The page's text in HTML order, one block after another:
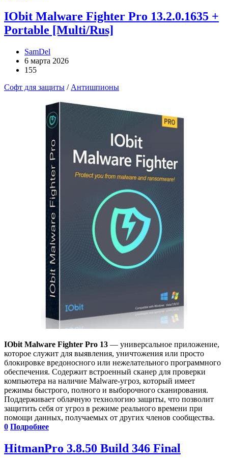
IObit Malware Fighter Pro 13.2.0.1635 +
Portable [Multi/Rus]
SamDel
6 марта 2026
155
Софт для защиты / Антишпионы
IObit Malware Fighter Pro 13 — универсальное приложение,
которое служит для выявления, уничтожения или просто
блокировке вредоносного или нежелательного программного
обеспечения. Содержит встроенный сканер для проверки
компьютера на наличие Malware-угроз, который имеет
режимы быстрого, полного и выборочного сканирования.
Поддерживает облачную технологию защиты, что позволит
защитить себя от угроз в режиме реального времени при
помощи данных, получаемых от других членов сообщества.
0 Подробнее
HitmanPro 3.8.50 Build 346 Final